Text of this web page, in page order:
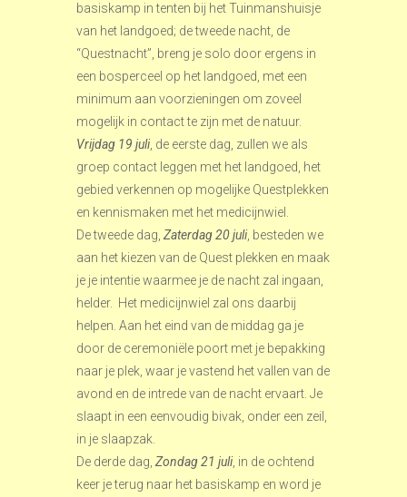
basiskamp in tenten bij het Tuinmanshuisje
van het landgoed; de tweede nacht, de
“Questnacht”, breng je solo door ergens in
een bosperceel op het landgoed, met een
minimum aan voorzieningen om zoveel
mogelijk in contact te zijn met de natuur.
Vrijdag 19 juli, de eerste dag, zullen we als
groep contact leggen met het landgoed, het
gebied verkennen op mogelijke Questplekken
en kennismaken met het medicijnwiel.
De tweede dag, Zaterdag 20 juli, besteden we
aan het kiezen van de Quest plekken en maak
je je intentie waarmee je de nacht zal ingaan,
helder. Het medicijnwiel zal ons daarbij
helpen. Aan het eind van de middag ga je
door de ceremoniële poort met je bepakking
naar je plek, waar je vastend het vallen van de
avond en de intrede van de nacht ervaart. Je
slaapt in een eenvoudig bivak, onder een zeil,
in je slaapzak.
De derde dag, Zondag 21 juli, in de ochtend
keer je terug naar het basiskamp en word je